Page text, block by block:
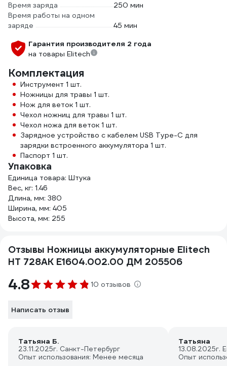
Время заряда
250 мин
Время работы на одном
заряде
45 мин
Гарантия производителя 2 года
на товары Elitech
Комплектация
Инструмент 1 шт.
Ножницы для травы 1 шт.
Нож для веток 1 шт.
Чехол ножниц для травы 1 шт.
Чехол ножа для веток 1 шт.
Зарядное устройство с кабелем USB Type-C для
зарядки встроенного аккумулятора 1 шт.
Паспорт 1 шт.
Упаковка
Единица товара: Штука
Вес, кг: 1.46
Длина, мм: 380
Ширина, мм: 405
Высота, мм: 255
Отзывы Ножницы аккумуляторные Elitech
НТ 728АК E1604.002.00 ДМ 205506
4.8 10 отзывов
Написать отзыв
Татьяна Б.
23.11.2025г. Санкт-Петербург
Опыт использования: Менее месяца
Татьяна
13.08.2025г.
Опыт